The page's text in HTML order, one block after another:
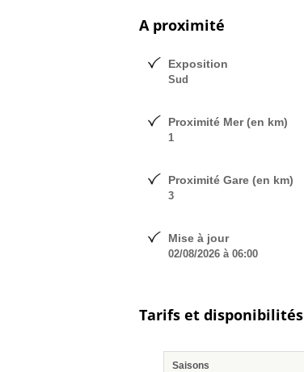
A proximité
Exposition
Sud
Proximité Mer (en km)
1
Proximité Gare (en km)
3
Mise à jour
02/08/2026 à 06:00
Tarifs et disponibilités
Saisons